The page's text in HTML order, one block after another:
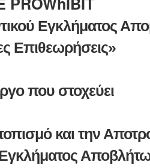
Εγκλήματος
Επιθεωρήσεις»
που στοχεύει
και την
Εγκλήματος